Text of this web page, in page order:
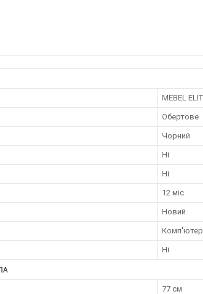
MEBEL
Обертове
Чорний
Ні
Ні
12 міс
Новий
Ні
77 см